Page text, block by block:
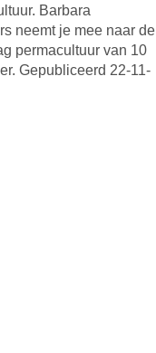
Barbara
neemt je mee naar de
permacultuur van 10
Gepubliceerd 22-11-